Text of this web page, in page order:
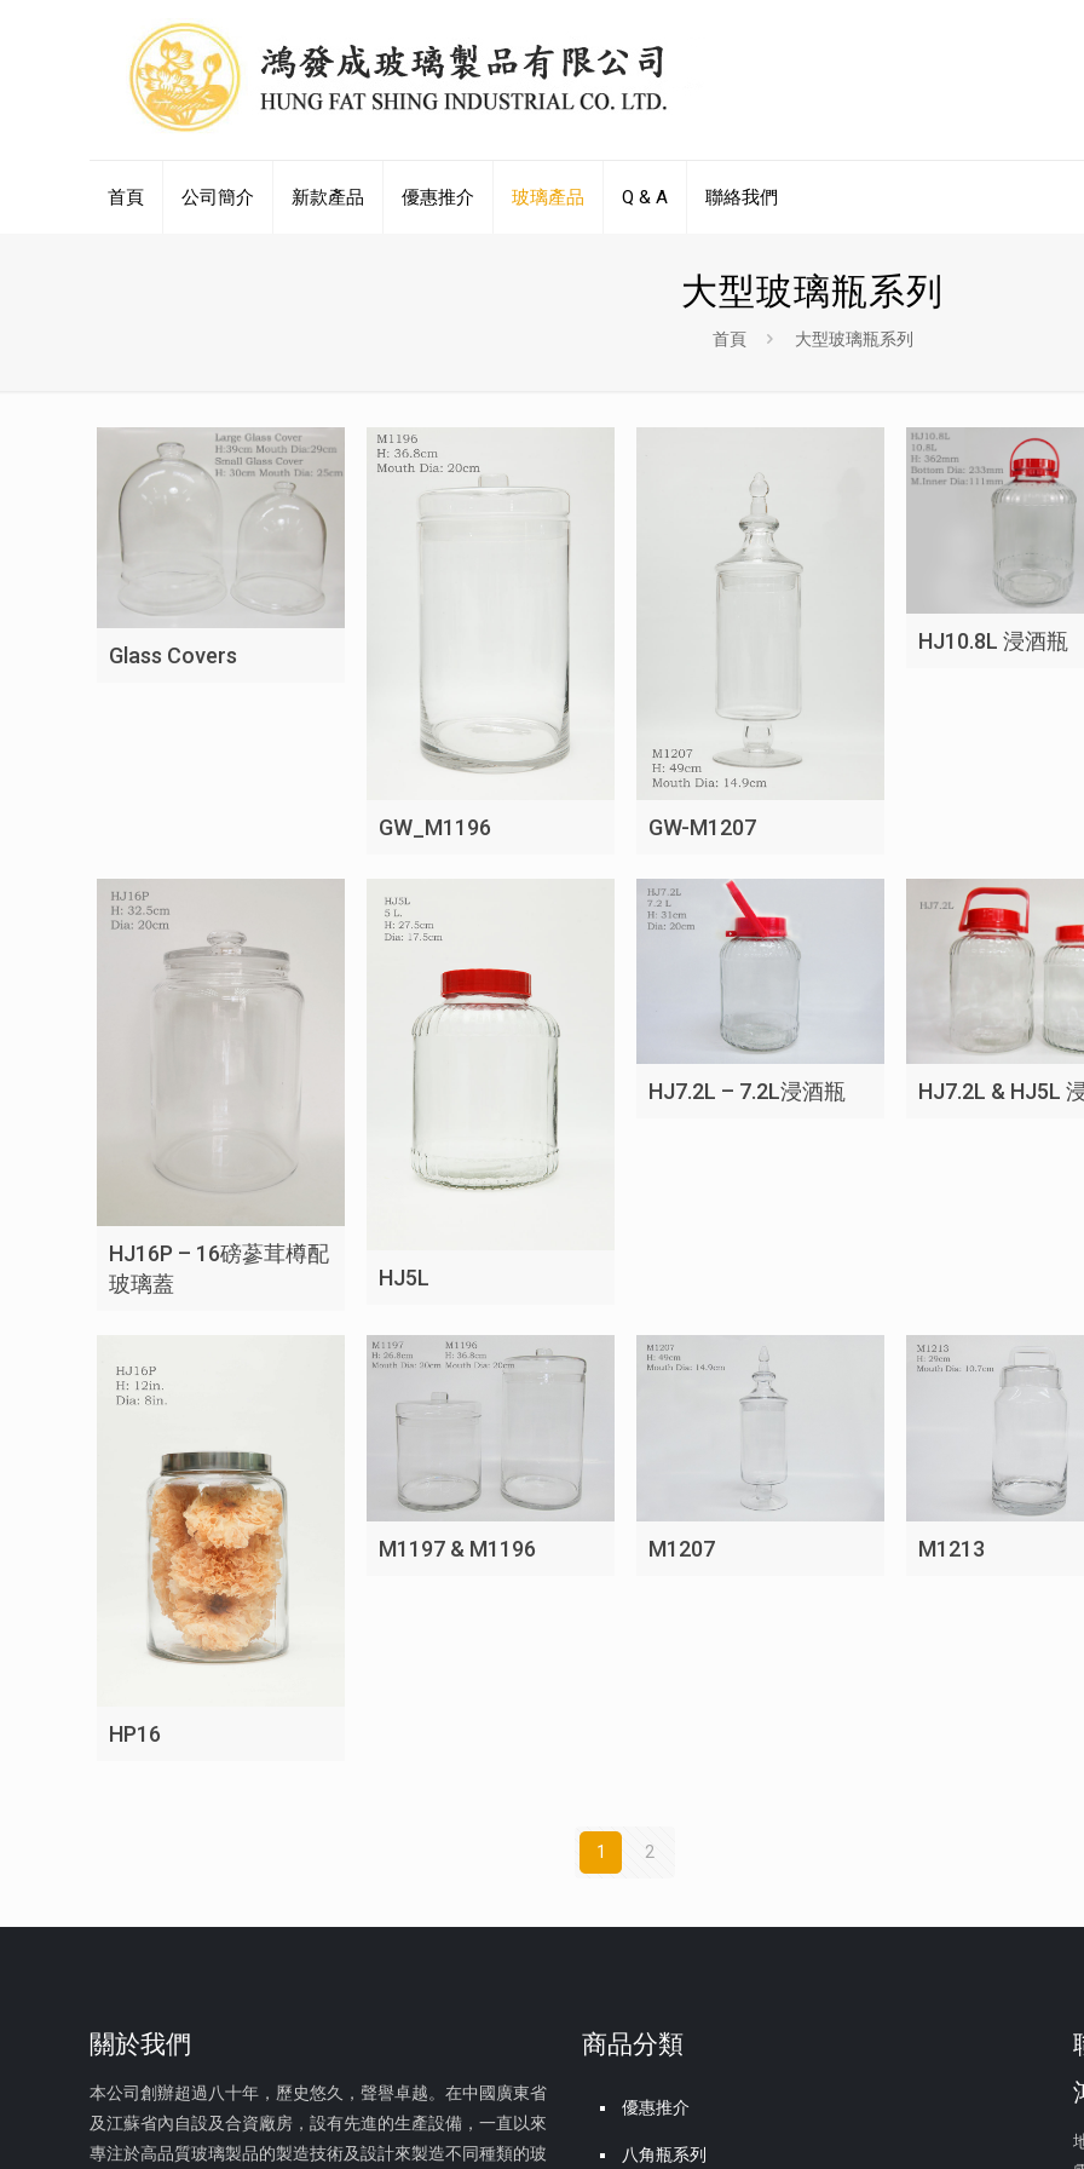
首頁 公司簡介 新款產品 優惠推介 玻璃產品 Q & A 聯絡我們
大型玻璃瓶系列
首頁 大型玻璃瓶系列
Glass Covers
GW_M1196 GW-M1207
HJ10.8L 浸酒瓶
HJ16P – 16磅蔘茸樽配
玻璃蓋
HJ5L
HJ7.2L – 7.2L浸酒瓶 HJ7.2L & HJ5L
HP16
M1197 & M1196 M1207 M1213
1 2
關於我們
本公司創辦超過八十年，歷史悠久，聲譽卓越。在中國廣東省
及江蘇省內自設及合資廠房，設有先進的生產設備，一直以來
專注於高品質玻璃製品的製造技術及設計來製造不同種類的玻
商品分類
優惠推介
八角瓶系列